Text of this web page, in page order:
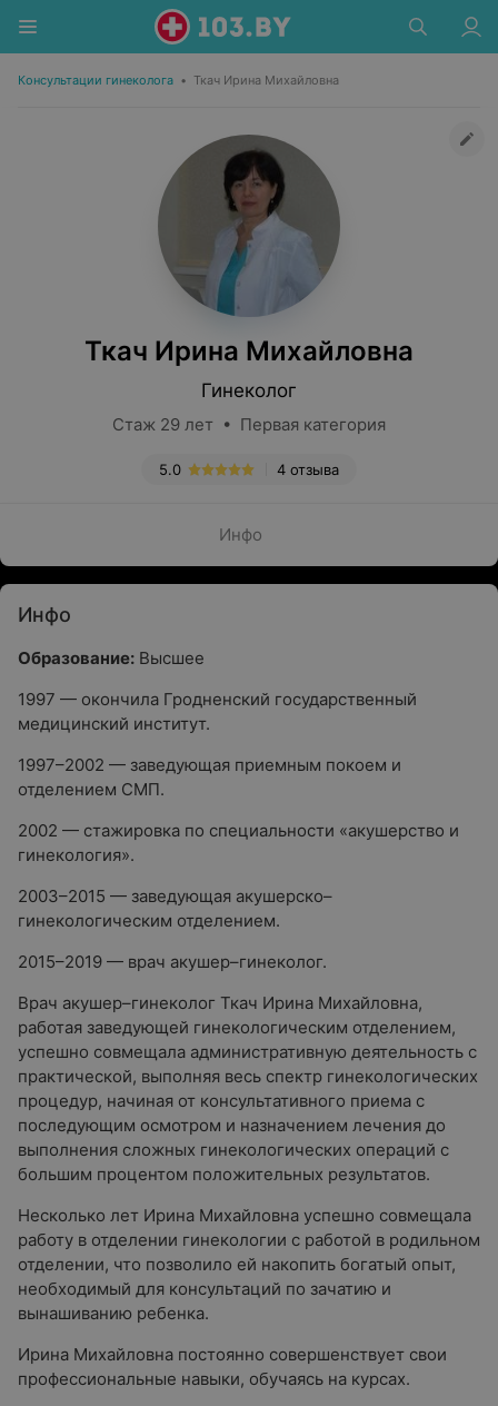
Консультации гинеколога • Ткач Ирина Михайловна
Ткач Ирина Михайловна
Гинеколог
Стаж 29 лет • Первая категория
4 отзыва
5.0
Инфо
Инфо
Образование: Высшее
1997 — окончила Гродненский государственный
медицинский институт.
1997–2002 — заведующая приемным покоем и
отделением СМП.
2002 — стажировка по специальности «акушерство и
гинекология».
2003–2015 — заведующая акушерско–
гинекологическим отделением.
2015–2019 — врач акушер–гинеколог.
Врач акушер–гинеколог Ткач Ирина Михайловна,
работая заведующей гинекологическим отделением,
успешно совмещала административную деятельность с
практической, выполняя весь спектр гинекологических
процедур, начиная от консультативного приема с
последующим осмотром и назначением лечения до
выполнения сложных гинекологических операций с
большим процентом положительных результатов.
Несколько лет Ирина Михайловна успешно совмещала
работу в отделении гинекологии с работой в родильном
отделении, что позволило ей накопить богатый опыт,
необходимый для консультаций по зачатию и
вынашиванию ребенка.
Ирина Михайловна постоянно совершенствует свои
профессиональные навыки, обучаясь на курсах.